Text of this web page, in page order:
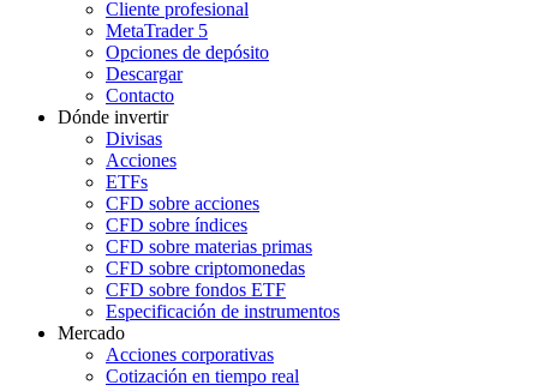
Cliente profesional
MetaTrader 5
Opciones de depósito
Descargar
Contacto
Dónde invertir
Divisas
Acciones
ETFs
CFD sobre acciones
CFD sobre índices
CFD sobre materias primas
CFD sobre criptomonedas
CFD sobre fondos ETF
Especificación de instrumentos
Mercado
Acciones corporativas
Cotización en tiempo real